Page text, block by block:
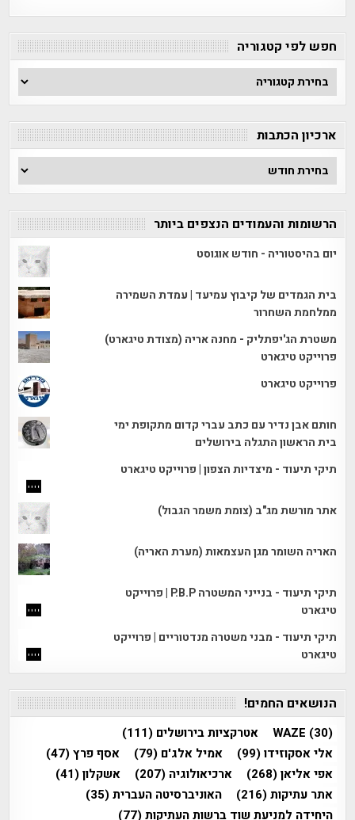
חפש לפי קטגוריה
חפש
לפי
ארכיון הכתבות
ארכיון
הכתבות
הרשומות והעמודים הנצפים ביותר
יום בהיסטוריה - חודש אוגוסט
בית הגמדים של קיבוץ עמיעד | עמדת השמירה
ממלחמת השחרור
משטרת הג'יפתליק - מחנה אריה (מצודת טיגארט)
פרוייקט טיגארט
פרוייקט טיגארט
חותם אבן נדיר עם כתב עברי קדום מתקופת ימי
בית הראשון התגלה בירושלים
תיקי תיעוד - מיצדיות הצפון | פרוייקט טיגארט
אתר מורשת מג"ב (צומת משמר הגבול)
האריה השומר מגן העצמאות (מערת האריה)
תיקי תיעוד - בנייני המשטרה P.B.P | פרוייקט
טיגארט
תיקי תיעוד - מבני משטרה מנדטוריים | פרוייקט
טיגארט
הנושאים החמים!
WAZE (30) אטרקציות בירושלים (111)
אלי אסקוזידו(99) אמיל אלג'ם (79) אסף פרץ(47)
אפי אליאן(268) ארכיאולוגיה (207) אשקלון(41)
אתר עתיקות(216) האוניברסיטה העברית(35)
היחידה למניעת שוד ברשות העתיקות(77)